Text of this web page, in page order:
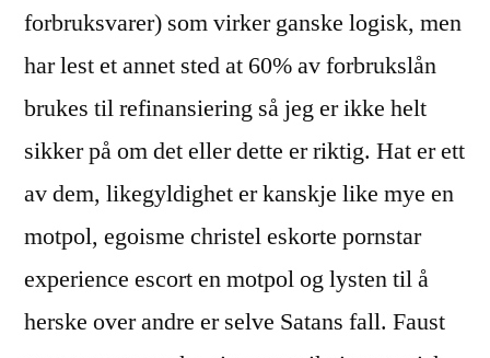
forbruksvarer) som virker ganske logisk, men
har lest et annet sted at 60% av forbrukslån
brukes til refinansiering så jeg er ikke helt
sikker på om det eller dette er riktig. Hat er ett
av dem, likegyldighet er kanskje like mye en
motpol, egoisme christel eskorte pornstar
experience escort en motpol og lysten til å
herske over andre er selve Satans fall. Faust